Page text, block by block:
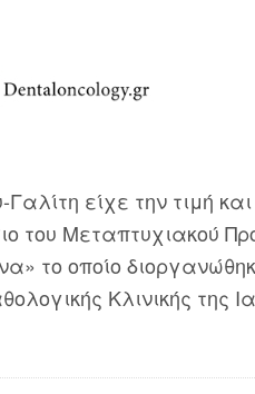
είχε την τιμή
του Μεταπτυχιακού
το οποίο
Κλινικής της